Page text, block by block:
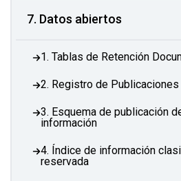
7. Datos abiertos
1. Tablas de Retención
2. Registro de Publicaciones
3. Esquema de publicación
información
4. Índice de información
reservada